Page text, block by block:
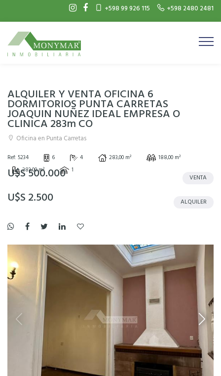
+598 99 926 115 +598 2480 2481
ALQUILER Y VENTA OFICINA 6
DORMITORIOS PUNTA CARRETAS
JOAQUIN NUÑEZ IDEAL EMPRESA O
CLINICA 283m CO
Oficina en Punta Carretas
Ref: 5234 6 4 283,00 m²
188,00 m²
283,00 m²
1
U$S 500.000 VENTA
U$S 2.500 ALQUILER